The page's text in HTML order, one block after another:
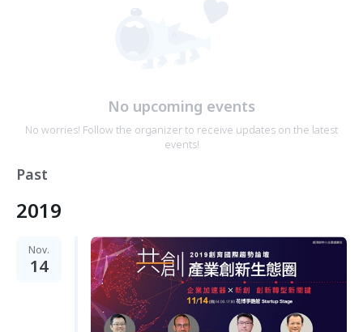
No upcoming events
No worries! Follow the organizer to receive updates on the latest
events!
Past
2019
Nov.
14